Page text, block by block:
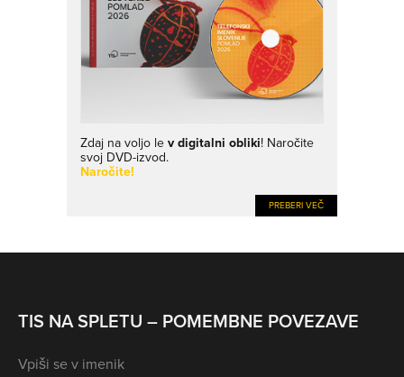
Zdaj na voljo lev digitalni obliki! Naročite
svoj DVD-izvod.
Naročite!
PREBERI VEČ
TIS NA SPLETU – POMEMBNE POVEZAVE
Vpiši se v imenik